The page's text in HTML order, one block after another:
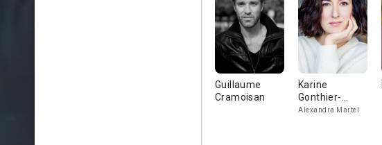
Guillaume
Cramoisan
Karine
Gonthier-
Hyndman
Alexandra Martel